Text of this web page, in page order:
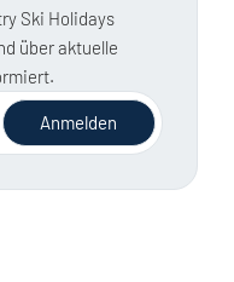
Ski Holidays
über aktuelle
Anmelden